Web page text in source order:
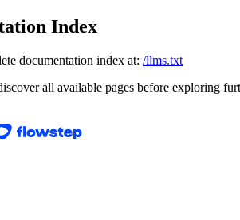
Index
documentation index at: /llms.txt
all available pages before exploring